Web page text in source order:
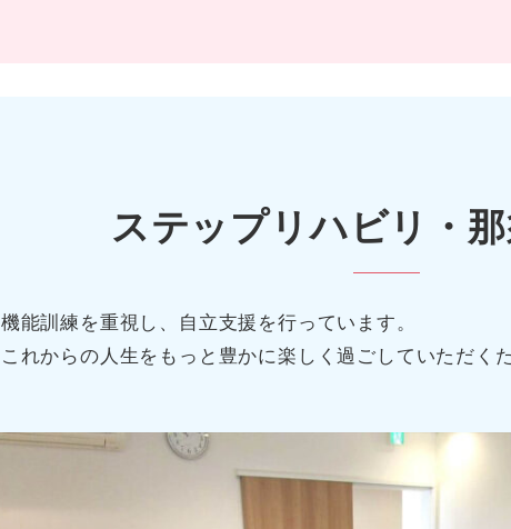
ステップリハビリ・
機能訓練を重視し、自立支援を行っています。
これからの人生をもっと豊かに楽しく過ごしていただく